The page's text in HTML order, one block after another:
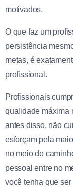
motivados.
O que faz um
persistência
metas, é
profissional.
Profissionais
qualidade máxima
antes disso, não
esforçam pela
no meio do
pessoal entre no
você tenha que ser